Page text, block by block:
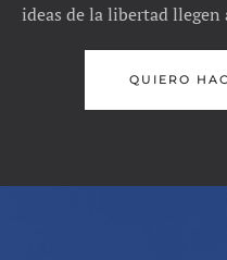
ideas de la libertad
QUIERO